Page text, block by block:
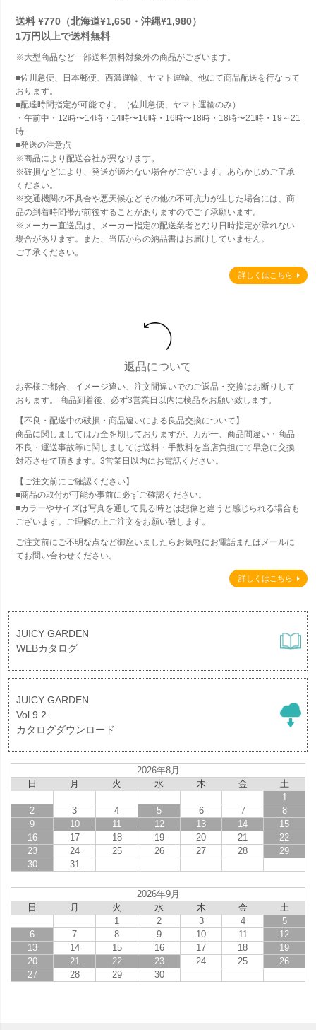
送料 ¥770（北海道¥1,650・沖縄¥1,980）
1万円以上で送料無料
※大型商品など一部送料無料対象外の商品がございます。
■佐川急便、日本郵便、西濃運輸、ヤマト運輸、他にて商品配送を行なって
おります。
■配達時間指定が可能です。（佐川急便、ヤマト運輸のみ）
・午前中・12時〜14時・14時〜16時・16時〜18時・18時〜21時・19～21
時
■発送の注意点
※商品により配送会社が異なります。
※破損などにより、発送が適わない場合がございます。あらかじめご了承
ください。
※交通機関の不具合や悪天候などその他の不可抗力が生じた場合には、商
品の到着時間帯が前後することがありますのでご了承願います。
※メーカー直送品は、メーカー指定の配送業者となり日時指定が承れない
場合があります。また、当店からの納品書はお届けしていません。
ご了承ください。
詳しくはこちら
返品について
お客様ご都合、イメージ違い、注文間違いでのご返品・交換はお断りして
おります。 商品到着後、必ず3営業日以内に検品をお願い致します。
【不良・配送中の破損・商品違いによる良品交換について】
商品に関しましては万全を期しておりますが、万が一、商品間違い・商品
不良・運送事故等に関しましては送料・手数料を当店負担にて早急に交換
対応させて頂きます。3営業日以内にお電話ください。
【ご注文前にご確認ください】
■商品の取付が可能か事前に必ずご確認ください。
■カラーやサイズは写真を通して見る時とは想像と違うと感じられる場合も
ございます。ご理解の上ご注文をお願い致します。
ご注文前にご不明な点など御座いましたらお気軽にお電話またはメールに
てお問い合わせください。
詳しくはこちら
JUICY GARDEN
WEBカタログ
JUICY GARDEN
Vol.9.2
カタログダウンロード
2026年8月
日
月 火 水 木 金
土
1
2
3 4 5 6 7
8
9
10 11 12 13 14
15
16
17 18 19 20 21
22
23
24 25 26 27 28
29
30
31
2026年9月
日
月 火 水 木 金
土
1
2 3 4
5
6
7 8 9 10 11
12
13
14 15 16 17 18
19
20
21 22 23 24 25
26
27
28 29 30